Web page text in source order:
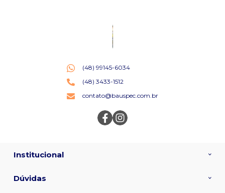
(48) 99145-6034
(48) 3433-1512
contato@bauspec.com.br
Institucional
Dúvidas